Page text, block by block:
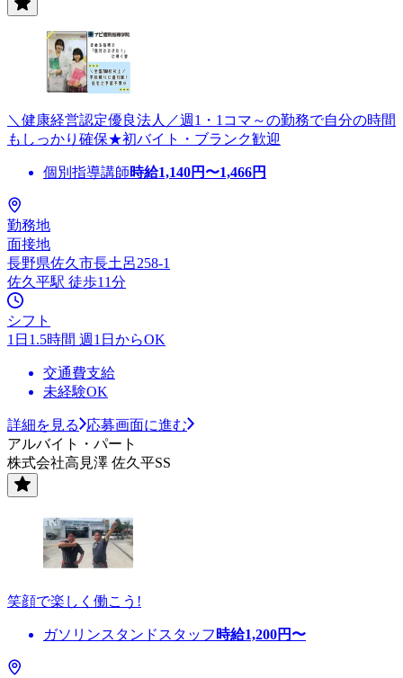
＼健康経営認定優良法人／週1・1コマ～の勤務で自分の時間
もしっかり確保★初バイト・ブランク歓迎
個別指導講師時給1,140円〜1,466円
勤務地
面接地
長野県佐久市長土呂258-1
佐久平駅 徒歩11分
シフト
1日1.5時間 週1日からOK
交通費支給
未経験OK
詳細を見る
応募画面に進む
アルバイト・パート
株式会社高見澤 佐久平SS
笑顔で楽しく働こう!
ガソリンスタンドスタッフ 時給1,200円〜